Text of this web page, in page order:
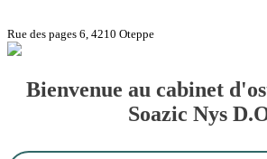
Rue des pages 6, 4210 Oteppe
Bienvenue au cabinet
Soazic Nys